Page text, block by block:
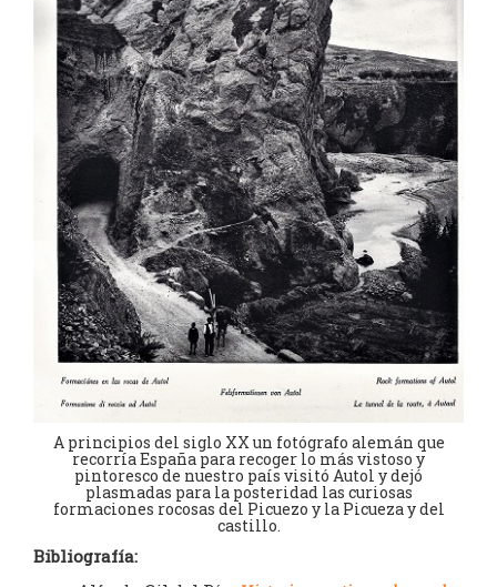
A principios del siglo XX un fotógrafo alemán que
recorría España para recoger lo más vistoso y
pintoresco de nuestro país visitó Autol y dejó
plasmadas para la posteridad las curiosas
formaciones rocosas del Picuezo y la Picueza y del
castillo.
Bibliografía: